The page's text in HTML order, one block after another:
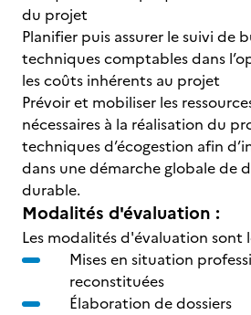
du projet
Planifier puis assurer le suivi de
techniques comptables dans
les coûts inhérents au projet
Prévoir et mobiliser les
nécessaires à la réalisation du
techniques d’écogestion afin
dans une démarche globale de
durable.
Modalités d'évaluation :
Les modalités d'évaluation sont
Mises en situation
reconstituées
Élaboration de dossiers